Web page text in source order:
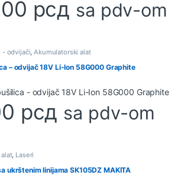
рсд sa pdv-om
- odvijači,Akumulatorski alat
– odvijač 18V Li-Ion 58G000 Graphite
рсд sa pdv-om
, Laseri
ukrštenim linijama SK105DZ MAKITA